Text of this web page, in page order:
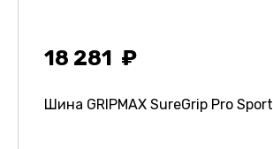
18 281
Шина GRIPMAX SureGrip Pro Sport